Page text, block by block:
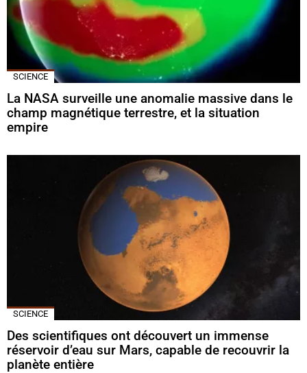
SCIENCE
La NASA surveille une anomalie massive dans le
champ magnétique terrestre, et la situation
empire
SCIENCE
Des scientifiques ont découvert un immense
réservoir d’eau sur Mars, capable de recouvrir la
planète entière